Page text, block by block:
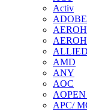
Activ
ADOBE
AMD
ANY
AOC
APC/